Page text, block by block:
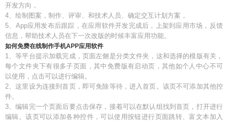
开发方向，
4、绘制图案，制作、评审、和技术人员、确定交互计划方案，
5、App应用发布后跟踪，在应用软件开发完成后，上架到应用市场，反馈
信息，帮助技术人员在下一次改版的时候丰富应用功能。
如何免费在线制作手机APP应用软件
1、等平台提示加载完成，页面左侧是分类文件夹，这和选择的模版有关，
每个文件夹下有很多子页面，其中免费版有启动页，其他如个人中心不可
以使用，点击可以进行编辑。
2、这里设为连接到首页，即可免除等待，进入首页。该页不可添加其他控
件。
3、编辑完一个页面后要点击保存，接着可以在默认组找到首页，打开进行
编辑。该页可以添加各种控件，可以使用按钮进行页面跳转、富文本加入